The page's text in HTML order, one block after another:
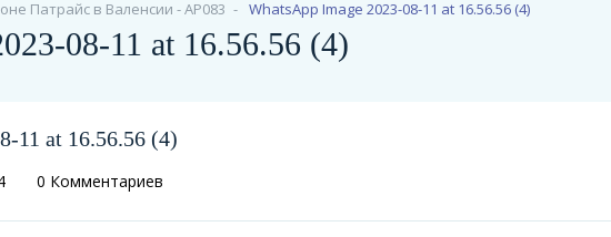
Патрайс в Валенсии - АР083 WhatsApp Image 2023-08-11 at 16.56.56 (4)
08-11 at 16.56.56 (4)
11 at 16.56.56 (4)
0 Комментариев